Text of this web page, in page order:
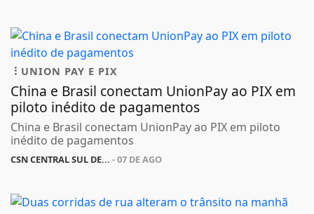
UNION PAY E PIX
China e Brasil conectam UnionPay ao PIX em
piloto inédito de pagamentos
China e Brasil conectam UnionPay ao PIX em piloto
inédito de pagamentos
CSN CENTRAL SUL DE... - 07 DE AGO